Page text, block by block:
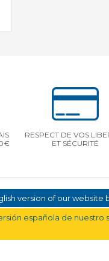
RESPECT DE VOS
ET SÉCURITÉ
version of our website
española de